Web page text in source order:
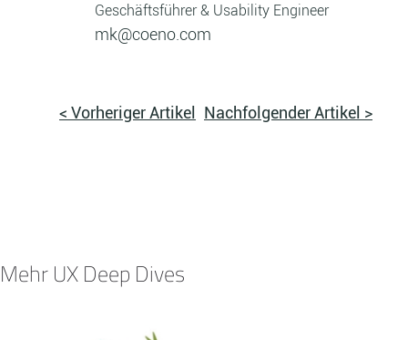
Geschäftsführer & Usability Engineer
mk@coeno.com
< Vorheriger Artikel Nachfolgender Artikel >
Mehr UX Deep Dives